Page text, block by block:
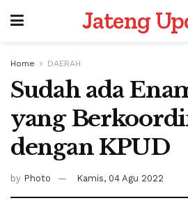
Jateng
Home DAERAH
Sudah ada
yang
dengan KPUD
by Photo Kamis, 04 Agu 2022